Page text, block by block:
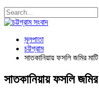
মূলপাতা
চট্টগ্রাম
সাতকানিয়ায় ফসলি জমির
সাতকানিয়ায় ফসলি